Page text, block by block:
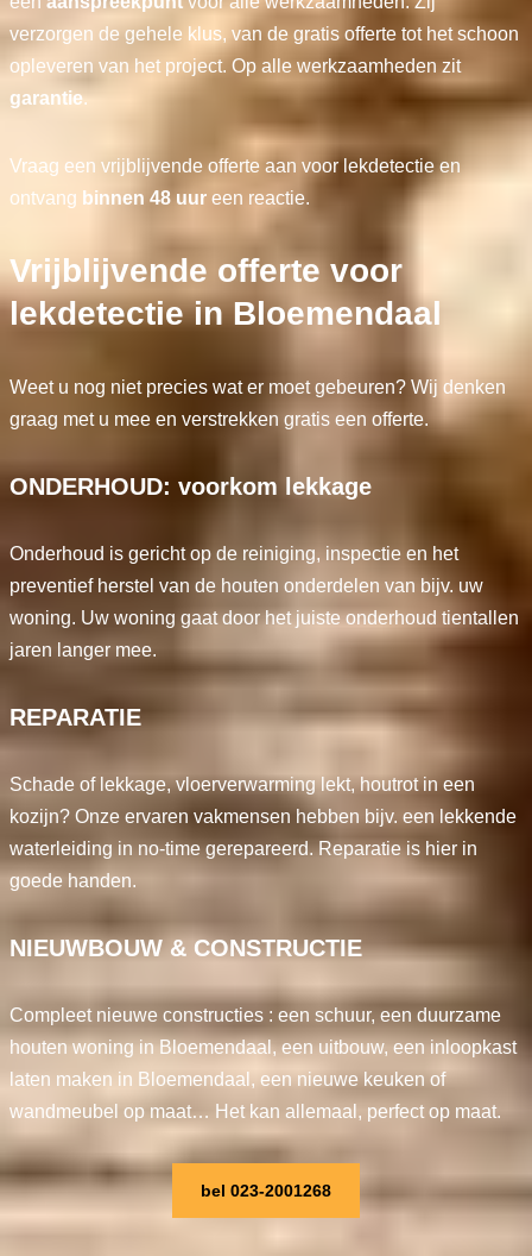
verzorgen de gehele klus, van de gratis offerte tot het schoon
opleveren van het project. Op alle werkzaamheden zit
garantie.
Vraag een vrijblijvende offerte aan voor lekdetectie en
ontvang binnen 48 uureen reactie.
Vrijblijvende offerte voor
lekdetectie in Bloemendaal
Weet u nog niet precies wat er moet gebeuren? Wij denken
graag met u mee en verstrekken gratis een offerte.
ONDERHOUD: voorkom lekkage
Onderhoud is gericht op de reiniging, inspectie en het
preventief herstel van de houten onderdelen van bijv. uw
woning. Uw woning gaat door het juiste onderhoud tientallen
jaren langer mee.
REPARATIE
Schade of lekkage, vloerverwarming lekt, houtrot in een
kozijn? Onze ervaren vakmensen hebben bijv. een lekkende
waterleiding in no-time gerepareerd. Reparatie is hier in
goede handen.
NIEUWBOUW & CONSTRUCTIE
Compleet nieuwe constructies : een schuur, een duurzame
houten woning in Bloemendaal, een uitbouw, een inloopkast
laten maken in Bloemendaal, een nieuwe keuken of
wandmeubel op maat… Het kan allemaal, perfect op maat.
bel 023-2001268